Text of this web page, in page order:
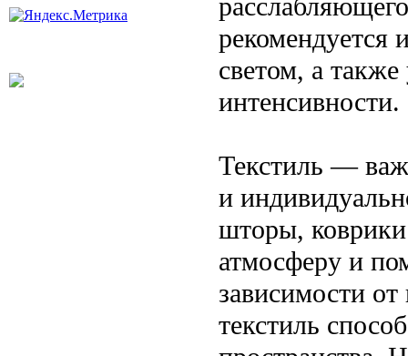
рекомендуется
светом, а
интенсивности.
Текстиль —
и
шторы,
атмосферу и
зависимости
текстиль